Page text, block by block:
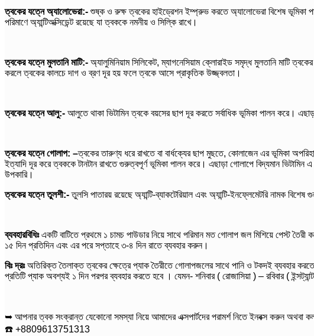
ত্বকের যত্নে অ্যালোভেরা:-শুষ্ক ও রুক্ষ ত্বকের হাইড্রেশন ইম্প্রুভ করতে অ্যালোভেরা বিশেষ ভূমিকা
পরিমাণে অ্যান্টিঅক্সিডেন্ট রয়েছে যা ত্বককে নমনীয় ও সিল্কি রাখে।
ত্বকের যত্নে মুলতানি মাটি:- অ্যালুমিনিয়াম সিলিকেট, ম্যাগনেসিয়াম ক্লোরাইড সমৃদ্ধ মুলতানি মাটি
করলে ত্বকের কালচে দাগ ও ব্রণ দূর হয় ফলে ত্বকে আসে প্রাকৃতিক উজ্জ্বলতা।
ত্বকের যত্নে আলু:- আলুতে থাকা ভিটামিন ত্বকে বয়সের ছাপ দূর করতে সর্বাধিক ভূমিকা পালন করে।
ত্বকের যত্নে গোলাপ: –ত্বকের তারুণ্য ধরে রাখতে বা বার্ধক্যের ছাপ মুছতে, কোলাজেন এর ভূমিকা
ইত্যাদি দূর করে ত্বককে টানটান রাখতে গুরুত্বপূর্ণ ভূমিকা পালন করে। এছাড়া গোলাপে বিদ্যমান
উপকারি।
ত্বকের যত্নে তুলশী:-তুলসি পাতারয় রয়েছে অ্যান্টি-ব্যাকটেরিয়াল এবং অ্যান্টি-ইনফ্লেমেটরি নামক
ব্যবহারবিধিঃএকটি বাটিতে প্রথমে ১ চামচ পাউডার নিয়ে সাথে পরিমান মত গোলাপ জল মিশিয়ে পেস্ট
১৫ দিন প্রতিদিন এবং এর পরে সপ্তাহে ৩-৪ দিন রাতে ব্যবহার করুন।
বিঃ দ্রঃঅতিরিক্ত তৈলাক্ত ত্বকের ক্ষেত্রে প্যাক তৈরীতে গোলাপজলের সাথে পানি ও টকদই ব্যবহার
প্রতিটি প্যাক অবশ্যই ১ দিন পরপর ব্যবহার করতে হবে । যেমন- শনিবার ( রোজাসিয়া ) – রবিবার (
➥ আপনার ত্বক সংক্রান্ত যেকোনো সমস্যা নিয়ে আমাদের এক্সপার্টদের পরামর্শ নিতে ইনবক্স করুন অথবা
☎️ +8809613751313